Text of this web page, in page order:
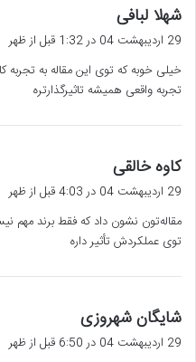
شهلا لبافی
ف
29 اردیبهشت 04 در 1:32 قبل از ظهر
خیلی خوبه که توی این مقاله به تجربه
تجربه واقعی همیشه تاثیرگذارتره
کاوه خالقی
ف
:
29 اردیبهشت 04 در 4:03 قبل از ظهر
مقاله‌تون نشون داد که فقط برند مهم
توی عملکردش تأثیر داره
شایگان شهروزی
ف
29 اردیبهشت 04 در 6:50 قبل از ظهر